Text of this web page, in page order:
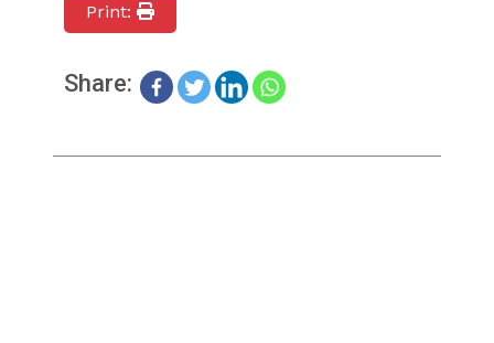
Print:
Share: